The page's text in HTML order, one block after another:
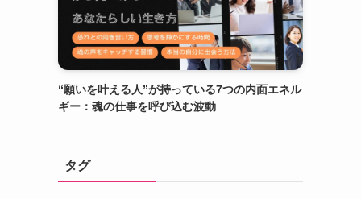
“願いを叶える人”が持っている7つの内面エネル
ギー：魂の仕事を呼び込む波動
タグ